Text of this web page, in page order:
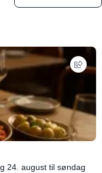
24. august til søndag